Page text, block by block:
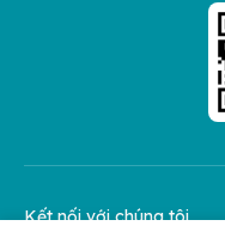
Kết nối với chúng tôi